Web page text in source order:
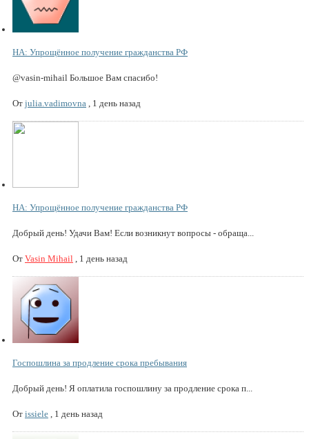
НА: Упрощённое получение гражданства РФ
@vasin-mihail Большое Вам спасибо!
От julia.vadimovna 1 день назад
НА: Упрощённое получение гражданства РФ
Добрый день! Удачи Вам! Если возникнут вопросы - обраща...
От Vasin Mihail 1 день назад
Госпошлина за продление срока пребывания
Добрый день! Я оплатила госпошлину за продление срока п...
От issiele 1 день назад